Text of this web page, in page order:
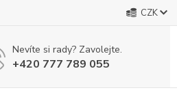
CZK
Nevíte si rady? Zavolejte.
+420 777 789 055